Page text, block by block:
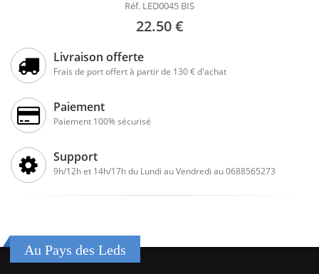
Réf. LED0045 BIS
22.50 €
Livraison offerte
Frais de port offert à partir de 130 € d'achat
Paiement
Paiement 100% sécurisé
Support
9h/12h et 14h/17h du Lundi au Vendredi au 0688565273
Au Pays des Leds